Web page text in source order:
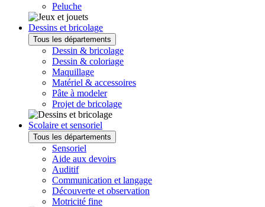
Peluche
Dessins et bricolage
Tous les départements
Dessin & bricolage
Dessin & coloriage
Maquillage
Matériel & accessoires
Pâte à modeler
Projet de bricolage
Scolaire et sensoriel
Tous les départements
Sensoriel
Aide aux devoirs
Auditif
Communication et langage
Découverte et observation
Motricité fine